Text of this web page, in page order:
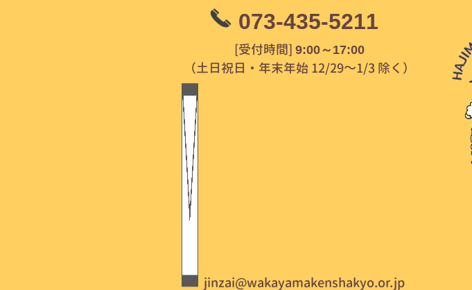
073-435-5211
[受付時間] 9:00～17:00
（土日祝日・年末年始 12/29～1/3 除く）
jinzai@wakayamakenshakyo.or.jp